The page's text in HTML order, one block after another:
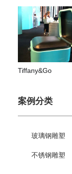
Tiffany&Go
案例分类
玻璃钢雕塑
不锈钢雕塑